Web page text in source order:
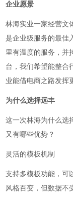
企业愿景
林海实业一家经营文
是企业级服务的最佳
里有温度的服务，并
台，我们希望能整合
业能借电商之路发挥
为什么选择远丰
这一次林海为什么选
又有哪些优势？
灵活的模板机制
支持多模板功能，可
风格百变，但数据不